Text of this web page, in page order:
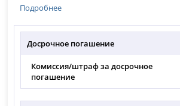
Подробнее
Досрочное погашение
Комиссия/штраф за досрочное
погашение